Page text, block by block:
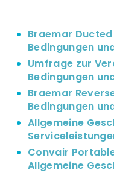
Braemar
Bedingungen
Umfrage zur
Bedingungen
Braemar
Bedingungen
Allgemeine
Convair
Allgemeine